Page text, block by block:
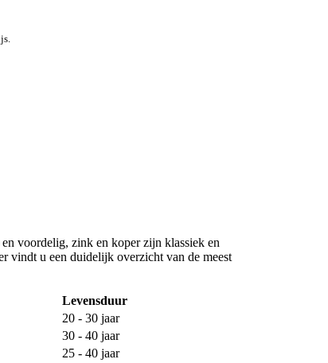
voordelig, zink en koper zijn klassiek en
vindt u een duidelijk overzicht van de meest
Levensduur
20 - 30 jaar
30 - 40 jaar
25 - 40 jaar